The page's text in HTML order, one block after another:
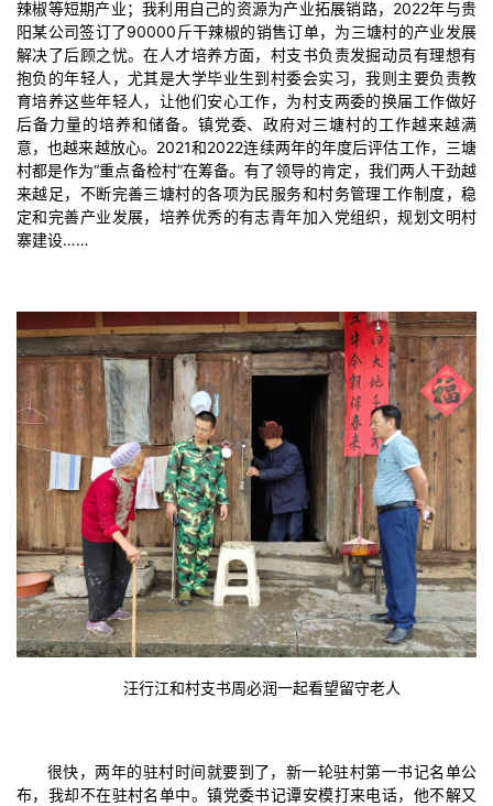
辣椒等短期产业；我利用自己的资源为产业拓展销路，2022年与贵
阳某公司签订了90000斤干辣椒的销售订单，为三塘村的产业发展
解决了后顾之忧。在人才培养方面，村支书负责发掘动员有理想有
抱负的年轻人，尤其是大学毕业生到村委会实习，我则主要负责教
育培养这些年轻人，让他们安心工作，为村支两委的换届工作做好
后备力量的培养和储备。镇党委、政府对三塘村的工作越来越满
意，也越来越放心。2021和2022连续两年的年度后评估工作，三塘
村都是作为“重点备检村”在筹备。有了领导的肯定，我们两人干劲越
来越足，不断完善三塘村的各项为民服务和村务管理工作制度，稳
定和完善产业发展，培养优秀的有志青年加入党组织，规划文明村
寨建设……
汪行江和村支书周必润一起看望留守老人
很快，两年的驻村时间就要到了，新一轮驻村第一书记名单公
布，我却不在驻村名单中。镇党委书记谭安模打来电话，他不解又